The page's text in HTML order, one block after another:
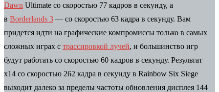
Dawn Ultimate со скоростью 77 кадров в секунду, а
в Borderlands 3 — со скоростью 63 кадра в секунду. Вам
придется идти на графические компромиссы только в самых
сложных играх с трассировкой лучей, и большинство игр
будут работать со скоростью 60 кадров в секунду. Результат
x14 со скоростью 262 кадра в секунду в Rainbow Six Siege
выходит далеко за пределы частоты обновления дисплея 144